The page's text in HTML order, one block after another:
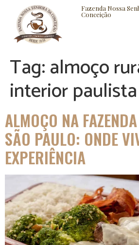
Fazenda Nossa
Conceição
BLOG CONTATO
Tag:almoço
interior paulista
ALMOÇO NA
SÃO PAULO: ONDE
EXPERIÊNCIA